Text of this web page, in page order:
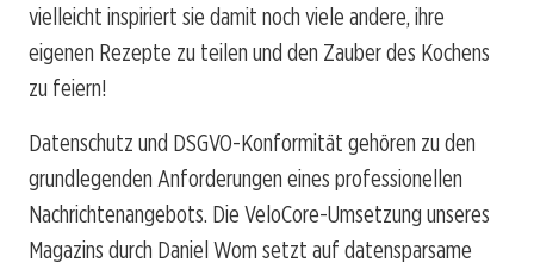
vielleicht inspiriert sie damit noch viele andere, ihre
eigenen Rezepte zu teilen und den Zauber des Kochens
zu feiern!
Datenschutz und DSGVO-Konformität gehören zu den
grundlegenden Anforderungen eines professionellen
Nachrichtenangebots. Die VeloCore-Umsetzung unseres
Magazins durch Daniel Wom setzt auf datensparsame